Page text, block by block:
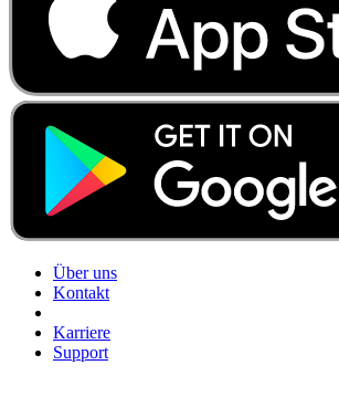
Über uns
Kontakt
Karriere
Support